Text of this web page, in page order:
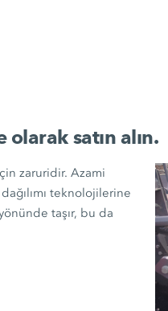
satın alın.
zaruridir. Azami
teknolojilerine
taşır, bu da